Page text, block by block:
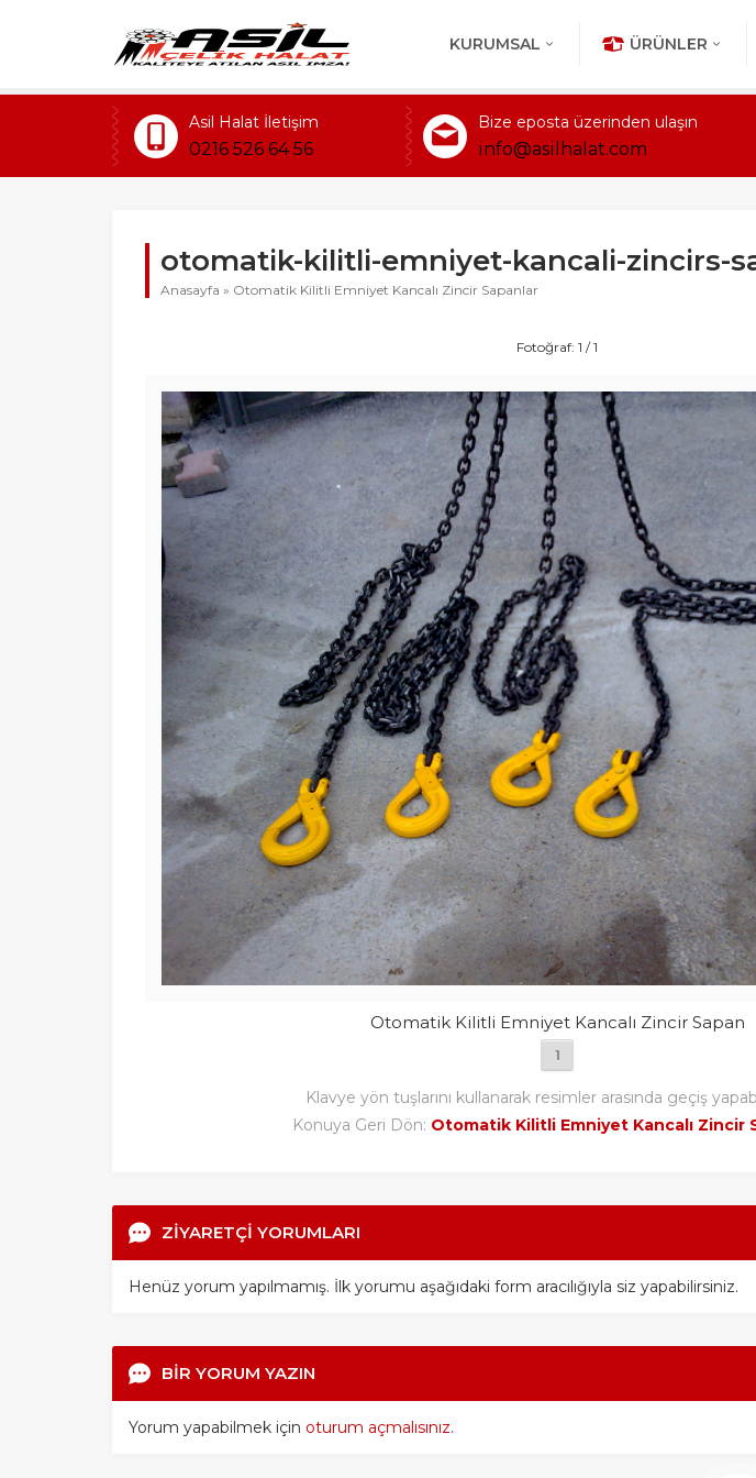
KURUMSAL ÜRÜNLER
Asil Halat İletişim
0216 526 64 56
Bize eposta üzerinden ulaşın
info@asilhalat.com
otomatik-kilitli-emniyet-kancali-zincirs-
Anasayfa » Otomatik Kilitli Emniyet Kancalı Zincir Sapanlar
Fotoğraf: 1 / 1
Otomatik Kilitli Emniyet Kancalı Zincir Sapan
1
Klavye yön tuşlarını kullanarak resimler arasında geçiş
Konuya Geri Dön: Otomatik Kilitli Emniyet Kancalı Zincir
ZİYARETÇİ YORUMLARI
Henüz yorum yapılmamış. İlk yorumu aşağıdaki form aracılığıyla siz yapabilirsiniz.
BİR YORUM YAZIN
Yorum yapabilmek için oturum açmalısınız.